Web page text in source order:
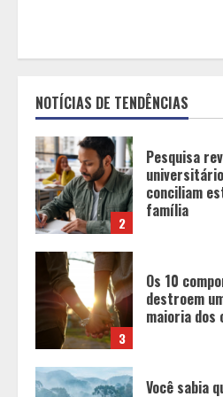
NOTÍCIAS DE TENDÊNCIAS
2
família
3
Os 10
destroem
maioria dos
4
Você sabia
os pneus?
estrada no
Projeto em